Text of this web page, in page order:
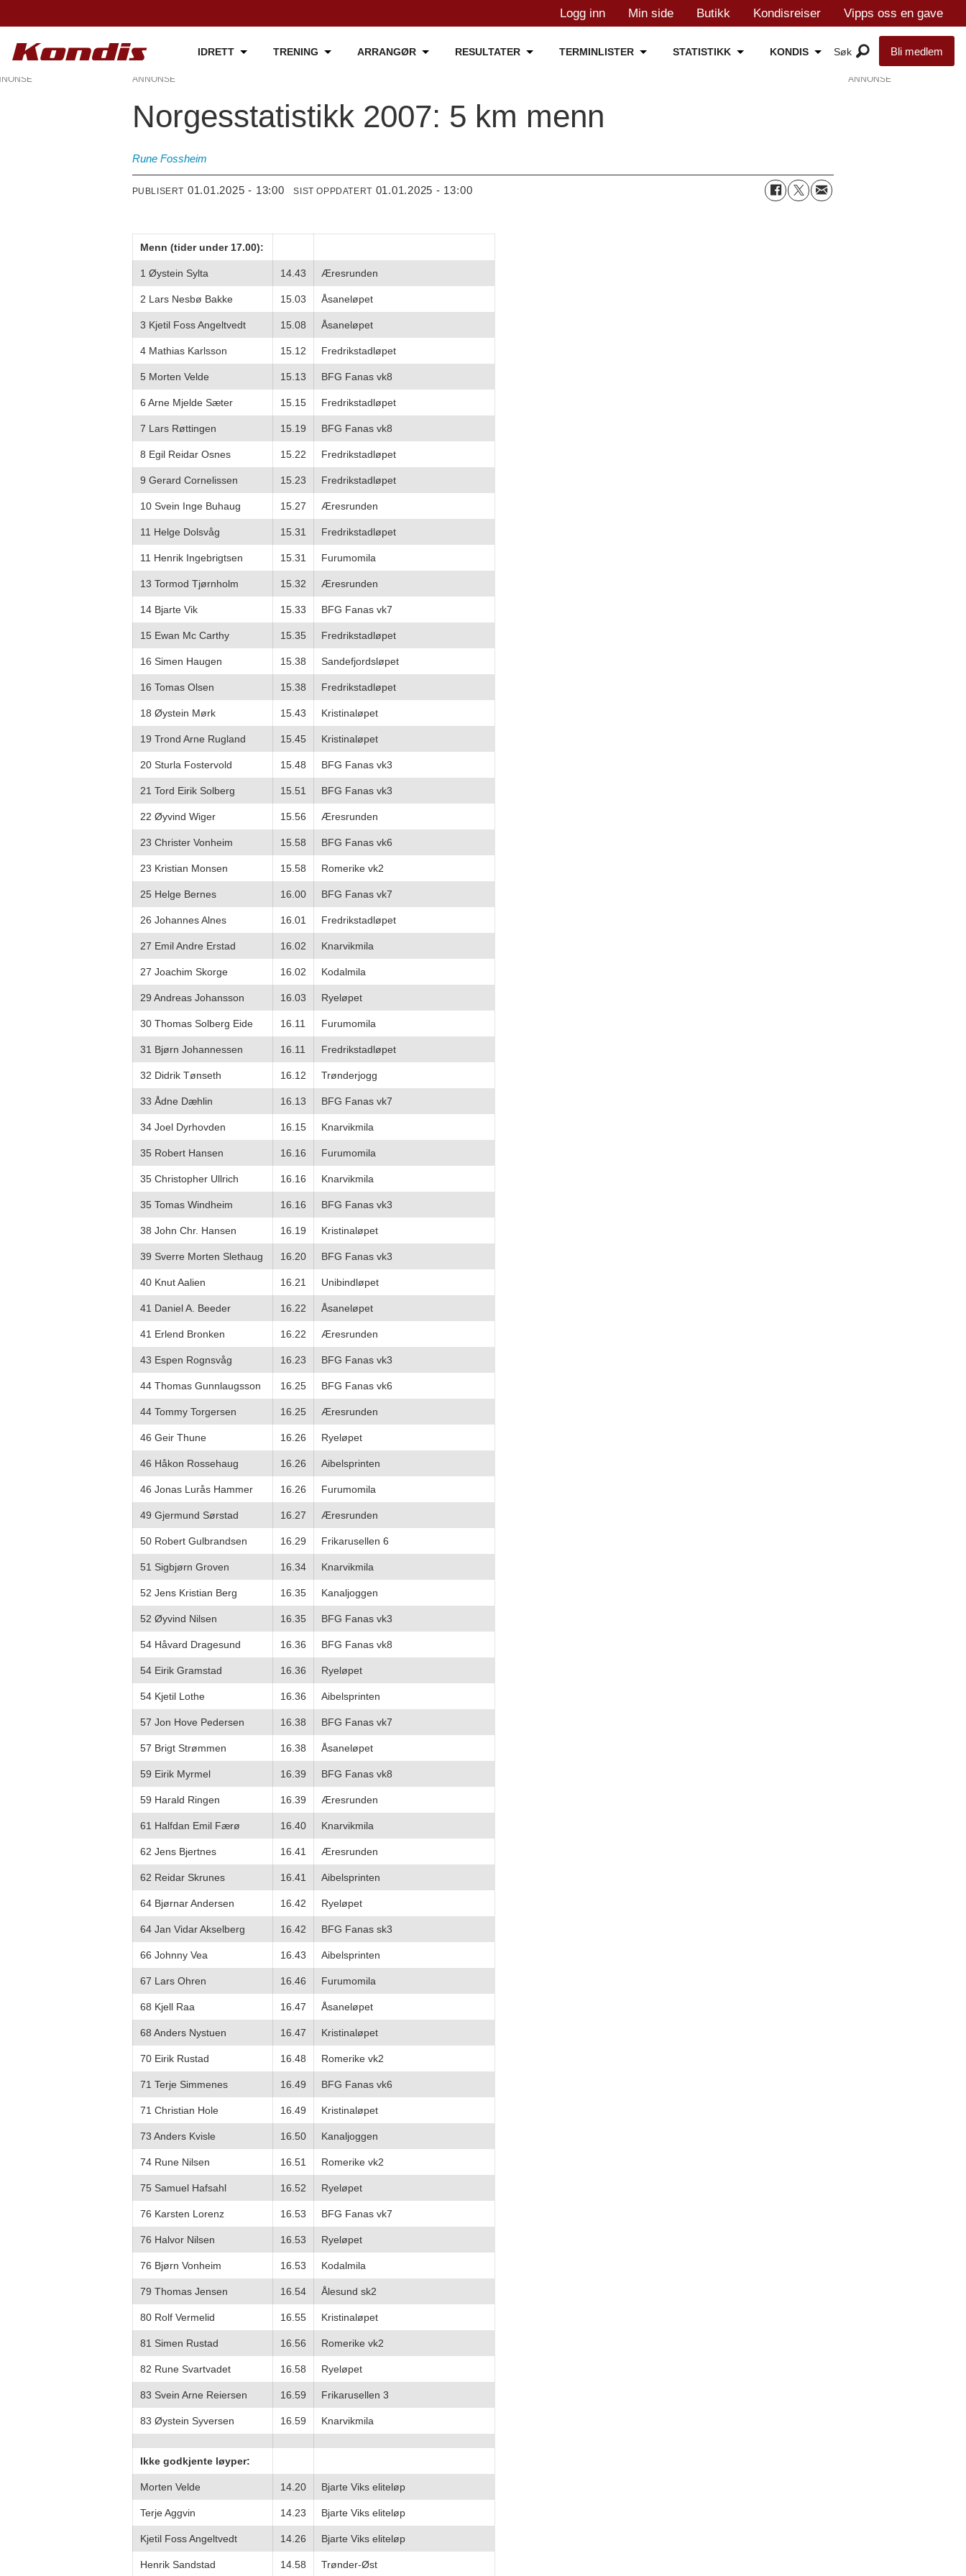
Logg inn Min side Butikk Kondisreiser Vipps oss en gave
IDRETT TRENING ARRANGØR RESULTATER TERMINLISTER STATISTIKK KONDIS Bli medlem
ANNONSE
Norgesstatistikk 2007: 5 km menn
Rune Fossheim
PUBLISERT 01.01.2025 - 13:00 SIST OPPDATERT 01.01.2025 - 13:00
Menn (tider under 17.00):
1 Øystein Sylta 14.43 Æresrunden
2 Lars Nesbø Bakke 15.03 Åsaneløpet
3 Kjetil Foss Angeltvedt 15.08 Åsaneløpet
4 Mathias Karlsson 15.12 Fredrikstadløpet
5 Morten Velde 15.13 BFG Fanas vk8
6 Arne Mjelde Sæter 15.15 Fredrikstadløpet
7 Lars Røttingen 15.19 BFG Fanas vk8
8 Egil Reidar Osnes 15.22 Fredrikstadløpet
9 Gerard Cornelissen 15.23 Fredrikstadløpet
10 Svein Inge Buhaug 15.27 Æresrunden
11 Helge Dolsvåg 15.31 Fredrikstadløpet
11 Henrik Ingebrigtsen 15.31 Furumomila
13 Tormod Tjørnholm 15.32 Æresrunden
14 Bjarte Vik 15.33 BFG Fanas vk7
15 Ewan Mc Carthy 15.35 Fredrikstadløpet
16 Simen Haugen 15.38 Sandefjordsløpet
16 Tomas Olsen 15.38 Fredrikstadløpet
18 Øystein Mørk 15.43 Kristinaløpet
19 Trond Arne Rugland 15.45 Kristinaløpet
20 Sturla Fostervold 15.48 BFG Fanas vk3
21 Tord Eirik Solberg 15.51 BFG Fanas vk3
22 Øyvind Wiger 15.56 Æresrunden
23 Christer Vonheim 15.58 BFG Fanas vk6
23 Kristian Monsen 15.58 Romerike vk2
25 Helge Bernes 16.00 BFG Fanas vk7
26 Johannes Alnes 16.01 Fredrikstadløpet
27 Emil Andre Erstad 16.02 Knarvikmila
27 Joachim Skorge 16.02 Kodalmila
29 Andreas Johansson 16.03 Ryeløpet
30 Thomas Solberg Eide 16.11 Furumomila
31 Bjørn Johannessen 16.11 Fredrikstadløpet
32 Didrik Tønseth 16.12 Trønderjogg
33 Ådne Dæhlin 16.13 BFG Fanas vk7
34 Joel Dyrhovden 16.15 Knarvikmila
35 Robert Hansen 16.16 Furumomila
35 Christopher Ullrich 16.16 Knarvikmila
35 Tomas Windheim 16.16 BFG Fanas vk3
38 John Chr. Hansen 16.19 Kristinaløpet
39 Sverre Morten Slethaug 16.20 BFG Fanas vk3
40 Knut Aalien 16.21 Unibindløpet
41 Daniel A. Beeder 16.22 Åsaneløpet
41 Erlend Bronken 16.22 Æresrunden
43 Espen Rognsvåg 16.23 BFG Fanas vk3
44 Thomas Gunnlaugsson 16.25 BFG Fanas vk6
44 Tommy Torgersen 16.25 Æresrunden
46 Geir Thune 16.26 Ryeløpet
46 Håkon Rossehaug 16.26 Aibelsprinten
46 Jonas Lurås Hammer 16.26 Furumomila
49 Gjermund Sørstad 16.27 Æresrunden
50 Robert Gulbrandsen 16.29 Frikarusellen 6
51 Sigbjørn Groven 16.34 Knarvikmila
52 Jens Kristian Berg 16.35 Kanaljoggen
52 Øyvind Nilsen 16.35 BFG Fanas vk3
54 Håvard Dragesund 16.36 BFG Fanas vk8
54 Eirik Gramstad 16.36 Ryeløpet
54 Kjetil Lothe 16.36 Aibelsprinten
57 Jon Hove Pedersen 16.38 BFG Fanas vk7
57 Brigt Strømmen 16.38 Åsaneløpet
59 Eirik Myrmel 16.39 BFG Fanas vk8
59 Harald Ringen 16.39 Æresrunden
61 Halfdan Emil Færø 16.40 Knarvikmila
62 Jens Bjertnes 16.41 Æresrunden
62 Reidar Skrunes 16.41 Aibelsprinten
64 Bjørnar Andersen 16.42 Ryeløpet
64 Jan Vidar Akselberg 16.42 BFG Fanas sk3
66 Johnny Vea 16.43 Aibelsprinten
67 Lars Ohren 16.46 Furumomila
68 Kjell Raa 16.47 Åsaneløpet
68 Anders Nystuen 16.47 Kristinaløpet
70 Eirik Rustad 16.48 Romerike vk2
71 Terje Simmenes 16.49 BFG Fanas vk6
71 Christian Hole 16.49 Kristinaløpet
73 Anders Kvisle 16.50 Kanaljoggen
74 Rune Nilsen 16.51 Romerike vk2
75 Samuel Hafsahl 16.52 Ryeløpet
76 Karsten Lorenz 16.53 BFG Fanas vk7
76 Halvor Nilsen 16.53 Ryeløpet
76 Bjørn Vonheim 16.53 Kodalmila
79 Thomas Jensen 16.54 Ålesund sk2
80 Rolf Vermelid 16.55 Kristinaløpet
81 Simen Rustad 16.56 Romerike vk2
82 Rune Svartvadet 16.58 Ryeløpet
83 Svein Arne Reiersen 16.59 Frikarusellen 3
83 Øystein Syversen 16.59 Knarvikmila
Ikke godkjente løyper:
Morten Velde 14.20 Bjarte Viks eliteløp
Terje Aggvin 14.23 Bjarte Viks eliteløp
Kjetil Foss Angeltvedt 14.26 Bjarte Viks eliteløp
Henrik Sandstad 14.58 Trønder-Øst
ANNONSE